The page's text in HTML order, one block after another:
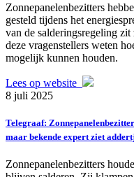
Zonnepanelenbezitters
gesteld tijdens het
van de salderingsregeling
deze vragenstellers weten
mogelijk kunnen houden.
Lees op website
8 juli 2025
Telegraaf:
maar bekende expert ziet
Zonnepanelenbezitters